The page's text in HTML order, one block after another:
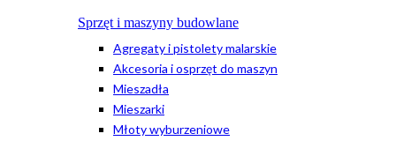
Sprzęt i maszyny budowlane
Agregaty i pistolety malarskie
Akcesoria i osprzęt do maszyn
Mieszadła
Mieszarki
Młoty wyburzeniowe